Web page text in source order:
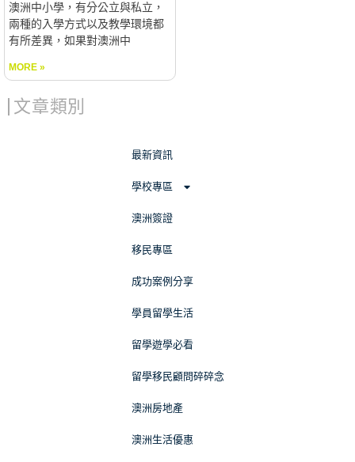
澳洲中小學，有分公立與私立，
兩種的入學方式以及教學環境都
有所差異，如果對澳洲中
MORE »
文章類別
最新資訊
學校專區
澳洲簽證
移民專區
成功案例分享
學員留學生活
留學遊學必看
留學移民顧問碎碎念
澳洲房地產
澳洲生活優惠